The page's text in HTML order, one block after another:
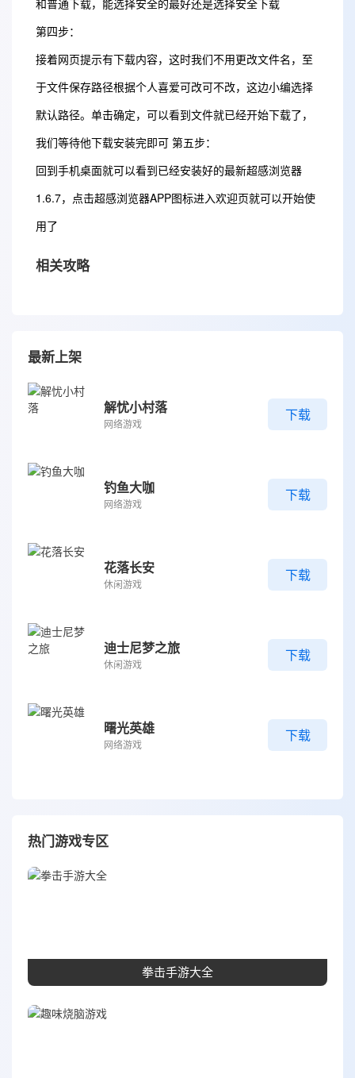
第四步：
接着网页提示有下载内容，这时我们不用更改文件名，至
于文件保存路径根据个人喜爱可改可不改，这边小编选择
默认路径。单击确定，可以看到文件就已经开始下载了，
我们等待他下载安装完即可 第五步：
回到手机桌面就可以看到已经安装好的最新超感浏览器
1.6.7，点击超感浏览器APP图标进入欢迎页就可以开始使
用了
相关攻略
最新上架
解忧小村落
网络游戏
下载
钓鱼大咖
网络游戏
下载
花落长安
休闲游戏
下载
迪士尼梦之旅
休闲游戏
下载
曙光英雄
网络游戏
下载
热门游戏专区
拳击手游大全